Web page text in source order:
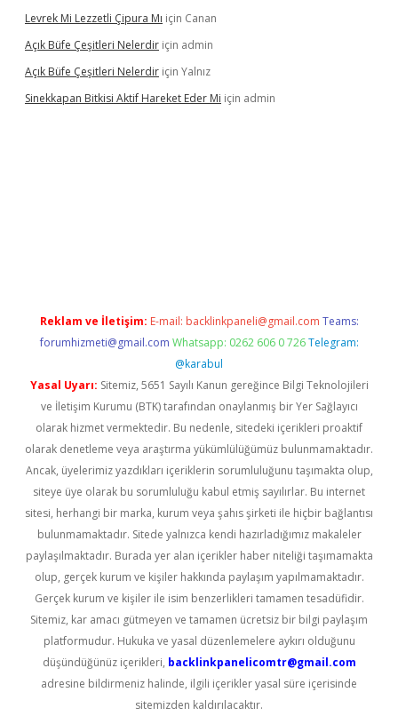
Levrek Mi Lezzetli Çipura Mı için Canan
Açık Büfe Çeşitleri Nelerdir için admin
Açık Büfe Çeşitleri Nelerdir için Yalnız
Sinekkapan Bitkisi Aktif Hareket Eder Mi için admin
Reklam ve İletişim: E-mail: backlinkpaneli@gmail.com Teams:
forumhizmeti@gmail.com Whatsapp: 0262 606 0 726 Telegram:
@karabul
Yasal Uyarı: Sitemiz, 5651 Sayılı Kanun gereğince Bilgi Teknolojileri
ve İletişim Kurumu (BTK) tarafından onaylanmış bir Yer Sağlayıcı
olarak hizmet vermektedir. Bu nedenle, sitedeki içerikleri proaktif
olarak denetleme veya araştırma yükümlülüğümüz bulunmamaktadır.
Ancak, üyelerimiz yazdıkları içeriklerin sorumluluğunu taşımakta olup,
siteye üye olarak bu sorumluluğu kabul etmiş sayılırlar. Bu internet
sitesi, herhangi bir marka, kurum veya şahıs şirketi ile hiçbir bağlantısı
bulunmamaktadır. Sitede yalnızca kendi hazırladığımız makaleler
paylaşılmaktadır. Burada yer alan içerikler haber niteliği taşımamakta
olup, gerçek kurum ve kişiler hakkında paylaşım yapılmamaktadır.
Gerçek kurum ve kişiler ile isim benzerlikleri tamamen tesadüfidir.
Sitemiz, kar amacı gütmeyen ve tamamen ücretsiz bir bilgi paylaşım
platformudur. Hukuka ve yasal düzenlemelere aykırı olduğunu
düşündüğünüz içerikleri, backlinkpanelicomtr@gmail.com
adresine bildirmeniz halinde, ilgili içerikler yasal süre içerisinde
sitemizden kaldırılacaktır.